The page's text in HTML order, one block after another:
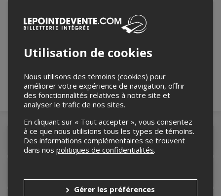
robot ci-bas.
Détails de l'événement
Utilisation de cookies
Nous utilisons des témoins (cookies) pour
améliorer votre expérience de navigation, offrir
des fonctionnalités relatives à notre site et
analyser le trafic de nos sites.
En cliquant sur « Tout accepter », vous consentez
à ce que nous utilisions tous les types de témoins.
Des informations complémentaires se trouvent
dans nos politiques de confidentialités.
Gérer les préférences